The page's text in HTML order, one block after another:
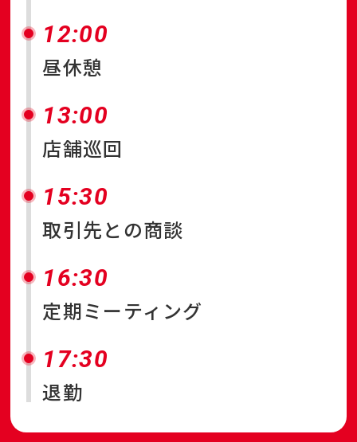
12:00
昼休憩
13:00
店舗巡回
15:30
取引先との商談
16:30
定期ミーティング
17:30
退勤